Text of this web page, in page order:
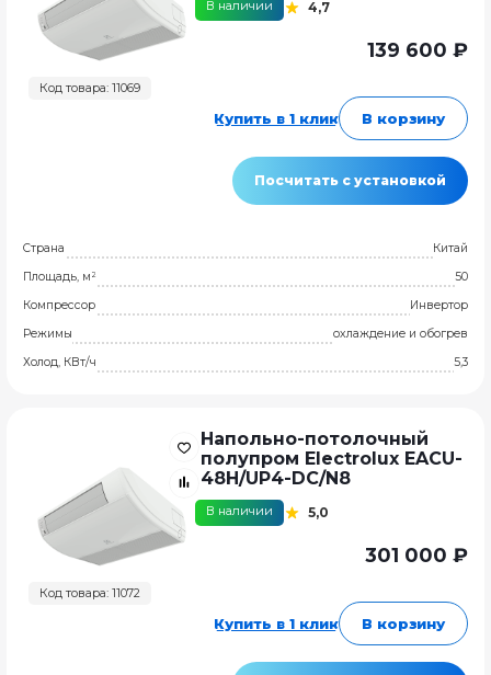
Код товара: 11069
В наличии 4,7
139 600 ₽
Купить в 1 клик В корзину
Посчитать с установкой
Страна
Китай
Площадь, м²
50
Компрессор
Инвертор
Режимы
охлаждение и обогрев
Холод, КВт/ч
5,3
Код товара: 11072
Напольно-потолочный
полупром Electrolux EACU-
48H/UP4-DC/N8
В наличии 5,0
301 000 ₽
Купить в 1 клик В корзину